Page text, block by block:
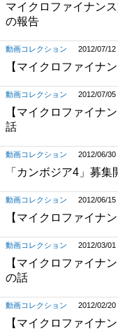
マイクロファイナン
の報告
動画コレクション 2012/07/12
【マイクロファイナ
動画コレクション 2012/07/05
【マイクロファイナ
話
動画コレクション 2012/06/30
「カンボジア4」募集
動画コレクション 2012/06/15
【マイクロファイナ
動画コレクション 2012/03/01
【マイクロファイナ
の話
動画コレクション 2012/02/20
【マイクロファイナ